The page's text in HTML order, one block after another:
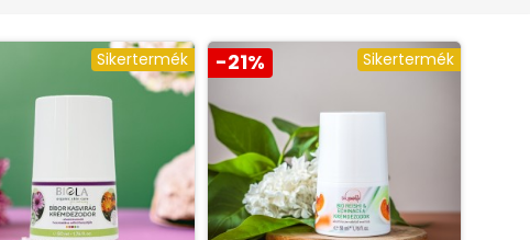
Sikertermék -21% Sikertermék